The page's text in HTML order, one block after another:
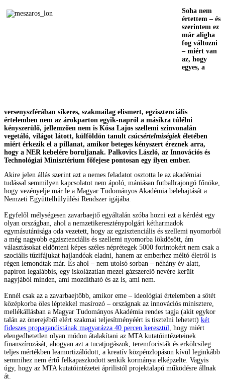
Soha nem
értettem – és
szerintem ez
már aligha
fog változni
– miért van
az, hogy
egyes, a
versenyszférában sikeres, szakmailag elismert, egzisztenciális
értelemben nem az árokparton egyik-napról a másikra túlélni
kényszerülő, jellemzően nem is Kósa Lajos szellemi színvonalán
vegetáló, világot látott, külföldön tanult csúcsértelmiségiek életében
miért érkezik el a pillanat, amikor beteges kényszert éreznek arra,
hogy a NER kebelére boruljanak. Palkovics László, az Innovációs és
Technológiai Minisztérium főfejese pontosan egy ilyen ember.
Akire jelen állás szerint azt a nemes feladatot osztotta le az akadémiai
tudással semmilyen kapcsolatot nem ápoló, mániásan futballrajongó főnöke,
hogy vezényelje már le a Magyar Tudományos Akadémia belehajtását a
Nemzeti Együttelhülyülési Rendszer igájába.
Egyfelől mélységesen zavarbaejtő egyáltalán szóba hozni ezt a kérdést egy
olyan országban, ahol a nemzetikereszténypolgári kétharmadok
egymásutánisága oda vezetett, hogy az egzisztenciális és szellemi nyomorból
a még nagyobb egzisztenciális és szellemi nyomorba lökdösött, ám
választásokat eldönteni képes széles néprétegek 5000 forintokért nem csak a
szociális tűzifájukat hajlandóak eladni, hanem az emberhez méltó életről is
régen lemondtak már. És ahol – nem utolsó sorban – néhány év alatt,
papíron legalábbis, egy iskolázatlan mezei gázszerelő nevére került
nagyjából minden, ami mozdítható és az is, ami nem.
Ennél csak az a zavarbaejtőbb, amikor eme – ideológiai értelemben a sötét
középkorba öles léptekkel masírozó – országnak az innovációs minisztere,
mellékállásban a Magyar Tudományos Akadémia rendes tagja (akit egykor
talán az önerejéből elért szakmai teljesítményéért is tisztelni lehetett) két
fideszes propagandistának magyarázza 40 percen keresztül, hogy miért
elengedhetetlen olyan módon átalakítani az MTA kutatóintézeteinek
finanszírozását, ahogyan azt a tucatjogászok, teremfocisták és erkölcsileg
teljes mértékben leamortizálódott, a kreatív közpénzlopáson kívül leginkább
semmihez nem értő felkapaszkodott senkik kormánya elképzelte. Vagyis
úgy, hogy az MTA kutatóintézetei áprilistól projektalapú működésre állnak
át.